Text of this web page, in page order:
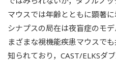
マウスでは年齢とともに顕著
シナプスの局在は夜盲症のモ
まざまな視機能疾患マウスで
知られており，CAST/ELKSダ